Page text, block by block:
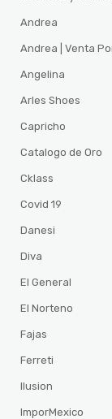
Andrea
Andrea | Venta
Angelina
Arles Shoes
Capricho
Catalogo de Oro
Cklass
Covid 19
Danesi
Diva
El General
El Norteno
Fajas
Ferreti
Ilusion
ImporMexico